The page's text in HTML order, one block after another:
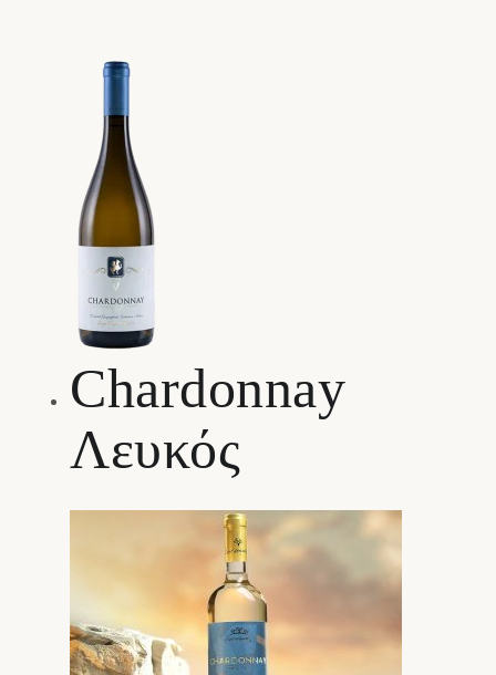
Chardonnay
Λευκός